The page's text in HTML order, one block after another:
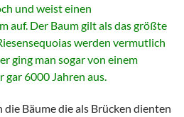
und weist einen
auf. Der Baum gilt als das größte
werden vermutlich
ging man sogar von einem
6000 Jahren aus.
Bäume die als Brücken dienten